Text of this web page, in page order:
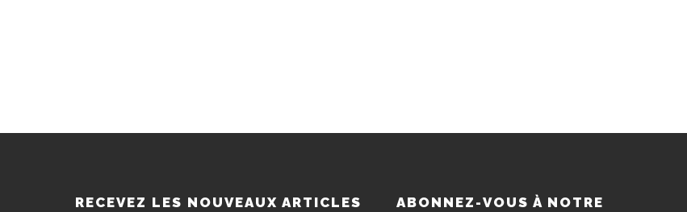
RECEVEZ LES NOUVEAUX ARTICLES ABONNEZ-VOUS À NOTRE